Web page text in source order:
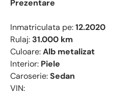
Prezentare
Inmatriculata pe:12.2020
Rulaj: 31.000 km
Culoare:Alb metalizat
Interior: Piele
Caroserie:Sedan
VIN: